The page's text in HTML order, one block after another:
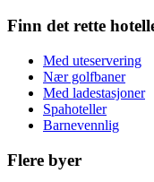
Finn det rette
Med uteservering
Nær golfbaner
Med ladestasjoner
Spahoteller
Barnevennlig
Flere byer